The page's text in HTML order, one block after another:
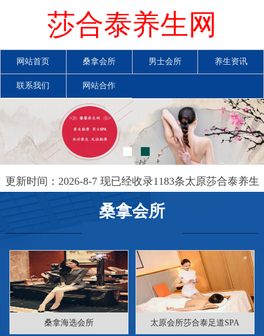
莎合泰养生网
网站首页 桑拿会所 男士会所 养生资讯
联系我们 网站合作
更新时间：2026-8-7 现已经收录1183条太原莎合泰养生
网信息
桑拿会所
桑拿海选会所 太原会所莎合泰足道SPA